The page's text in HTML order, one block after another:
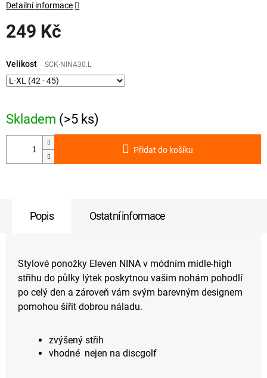
249 Kč
cena:
Skladem (>5 ks)
Velikost SCK-NINA30.L
Přidat do košíku
Detailní informace
Popis Ostatní informace
Stylové ponožky Eleven NINA v módním midle-high
střihu do půlky lýtek poskytnou vašim nohám pohodlí
po celý den a zároveň vám svým barevným designem
pomohou šířit dobrou náladu.
zvýšený střih
vhodné nejen na discgolf